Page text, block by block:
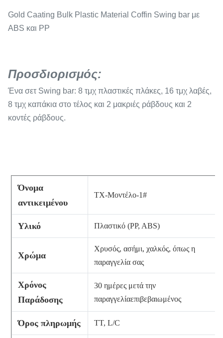
Gold Caating Bulk Plastic Material Coffin Swing bar με
ABS και PP
Προσδιορισμός:
Ένα σετ Swing bar: 8 τμχ πλαστικές πλάκες, 16 τμχ λαβές,
8 τμχ καπάκια στο τέλος και 2 μακριές ράβδους και 2
κοντές ράβδους.
Όνομα
αντικειμένου
TX-Μοντέλο-1#
Υλικό Πλαστικό (PP, ABS)
Χρώμα
Χρυσός, ασήμι, χαλκός, όπως η
παραγγελία σας
Χρόνος
Παράδοσης
30 ημέρες μετά την
παραγγελίαεπιβεβαιωμένος
Όρος πληρωμής TT, L/C